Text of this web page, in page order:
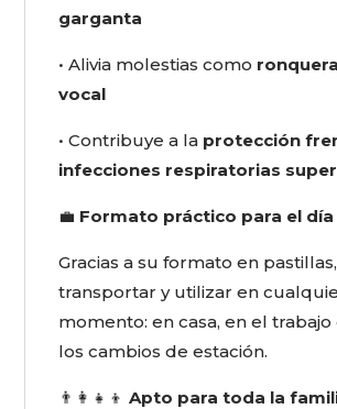
garganta
• Alivia molestias como
vocal
• Contribuye a la protección
infecciones respiratorias
💼 Formato práctico para el día
Gracias a su formato en
transportar y utilizar en
momento: en casa, en el
los cambios de estación.
👨‍👩‍👧‍👦 Apto para toda la